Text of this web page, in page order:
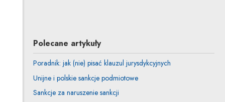
Polecane artykuły
Poradnik: jak (nie) pisać klauzul jurysdykcyjnych
Unijne i polskie sankcje podmiotowe
Sankcje za naruszenie sankcji